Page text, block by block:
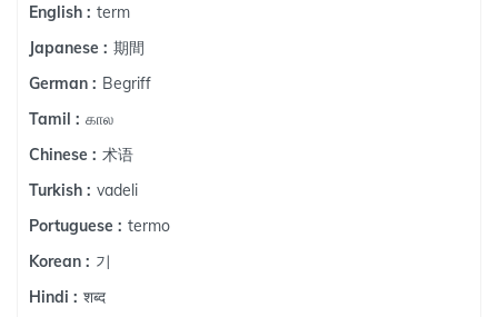
English : term
Japanese : 期間
German : Begriff
Tamil : கால
Chinese : 术语
Turkish : vadeli
Portuguese : termo
Korean : 기
Hindi : शब्द